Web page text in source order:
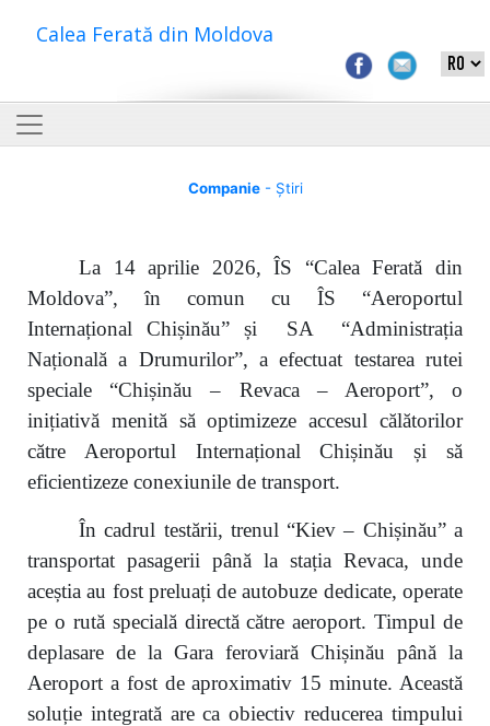
Calea Ferată din Moldova
Companie- Știri
La 14 aprilie 2026, ÎS “Calea Ferată din
Moldova”, în comun cu ÎS “Aeroportul
Internațional Chișinău” și SA “Administrația
Națională a Drumurilor”, a efectuat testarea rutei
speciale “Chișinău – Revaca – Aeroport”, o
inițiativă menită să optimizeze accesul călătorilor
către Aeroportul Internațional Chișinău și să
eficientizeze conexiunile de transport.
În cadrul testării, trenul “Kiev – Chișinău” a
transportat pasagerii până la stația Revaca, unde
aceștia au fost preluați de autobuze dedicate, operate
pe o rută specială directă către aeroport. Timpul de
deplasare de la Gara feroviară Chișinău până la
Aeroport a fost de aproximativ 15 minute. Această
soluție integrată are ca obiectiv reducerea timpului